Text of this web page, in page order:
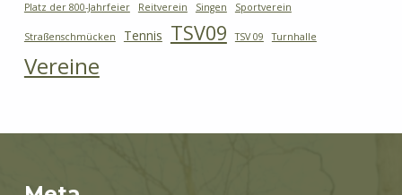
Platz der 800-Jahrfeier
Reitverein Singen Sportverein
Straßenschmücken Tennis TSV09 TSV 09 Turnhalle
Vereine